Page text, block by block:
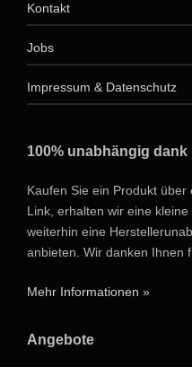
Kontakt
Jobs
Impressum & Datenschutz
100% unabhängig
Kaufen Sie ein Produkt
Link, erhalten wir eine
weiterhin eine
anbieten. Wir danken Ihnen
Mehr Informationen »
Angebote